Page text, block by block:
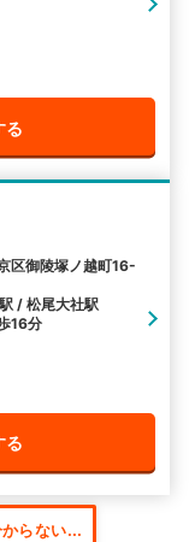
る
区御陵塚ノ越町16-
/ 松尾大社駅
16分
る
らない...